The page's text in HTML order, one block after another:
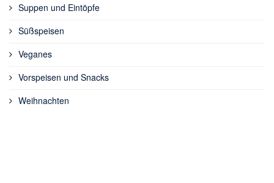
Suppen und Eintöpfe
Süßspeisen
Veganes
Vorspeisen und Snacks
Weihnachten